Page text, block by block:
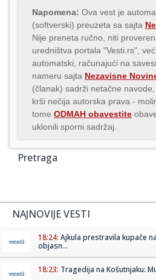
Napomena: Ova vest je
(softverski) preuzeta sa sajta
Nije preneta ručno, niti
uredništva portala "Vesti.rs",
automatski, računajući na
nameru sajta Nezavisne
(članak) sadrži netačne
krši nečija autorska prava -
tome ODMAH obavestite
uklonili sporni sadržaj.
Pretraga
NAJNOVIJE VESTI
18:24: Ajkula prestravila kupače
objasn...
18:23: Tragedija na Košutnjaku: